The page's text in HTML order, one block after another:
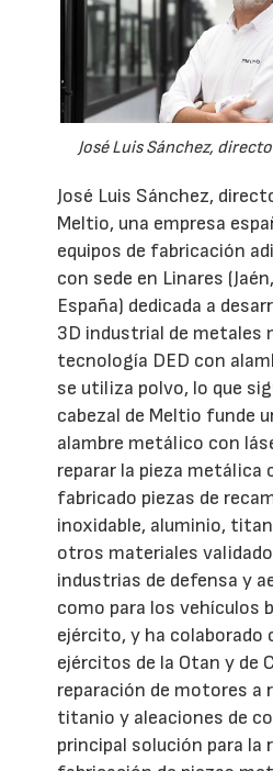
José Luis Sánchez,
José Luis Sánchez,
Meltio, una empresa
equipos de fabricación
con sede en Linares
España) dedicada a
3D industrial de metales
tecnología DED con
se utiliza polvo, lo que
cabezal de Meltio funde
alambre metálico con
reparar la pieza metálica
fabricado piezas de
inoxidable, aluminio,
otros materiales
industrias de defensa y
como para los vehículos
ejército, y ha colaborado
ejércitos de la Otan y de
reparación de motores a
titanio y aleaciones de
principal solución para la